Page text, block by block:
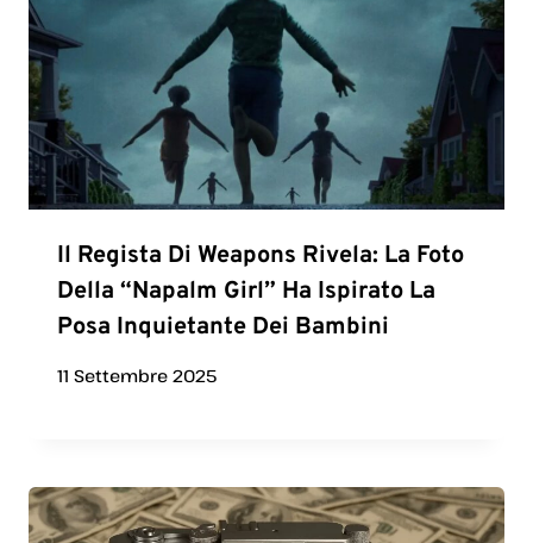
Il Regista Di Weapons Rivela: La Foto
Della “Napalm Girl” Ha Ispirato La
Posa Inquietante Dei Bambini
11 Settembre 2025